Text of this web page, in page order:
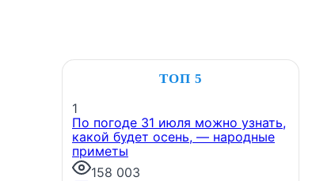
ТОП 5
1
По погоде 31 июля можно узнать,
какой будет осень, — народные
приметы
158 003